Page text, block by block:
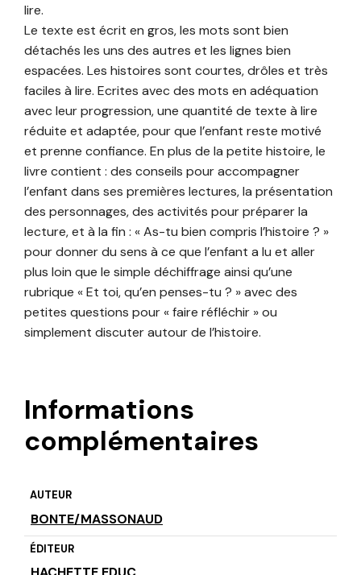
lire.
Le texte est écrit en gros, les mots sont bien
détachés les uns des autres et les lignes bien
espacées. Les histoires sont courtes, drôles et très
faciles à lire. Ecrites avec des mots en adéquation
avec leur progression, une quantité de texte à lire
réduite et adaptée, pour que l’enfant reste motivé
et prenne confiance. En plus de la petite histoire, le
livre contient : des conseils pour accompagner
l’enfant dans ses premières lectures, la présentation
des personnages, des activités pour préparer la
lecture, et à la fin : « As-tu bien compris l’histoire ? »
pour donner du sens à ce que l’enfant a lu et aller
plus loin que le simple déchiffrage ainsi qu’une
rubrique « Et toi, qu’en penses-tu ? » avec des
petites questions pour « faire réfléchir » ou
simplement discuter autour de l’histoire.
Informations
complémentaires
AUTEUR
BONTE/MASSONAUD
ÉDITEUR